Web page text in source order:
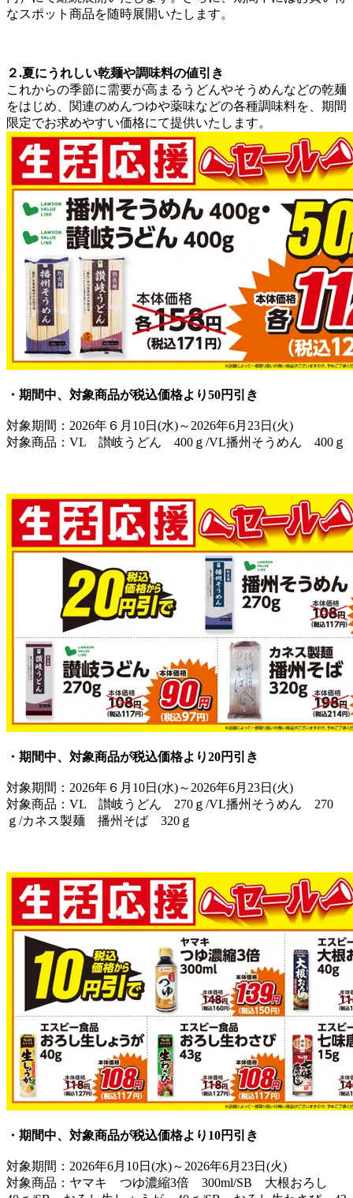
なスポット商品を随時展開いたします。
２.夏にうれしい乾麺や調味料の値引き
これからの季節に需要が高まるうどんやそうめんなどの乾麺
をはじめ、関連のめんつゆや薬味などの各種調味料を、期間
限定でお求めやすい価格にて提供いたします。
・期間中、対象商品が税込価格より50円引き
対象期間：2026年６月10日(水)～2026年6月23日(火)
対象商品：VL 讃岐うどん 400ｇ/VL播州そうめん 400ｇ
・期間中、対象商品が税込価格より20円引き
対象期間：2026年６月10日(水)～2026年6月23日(火)
対象商品：VL 讃岐うどん 270ｇ/VL播州そうめん 270
ｇ/カネス製麺 播州そば 320ｇ
・期間中、対象商品が税込価格より10円引き
対象期間：2026年6月10日(水)～2026年6月23日(火)
対象商品：ヤマキ つゆ濃縮3倍 300ml/SB 大根おろし